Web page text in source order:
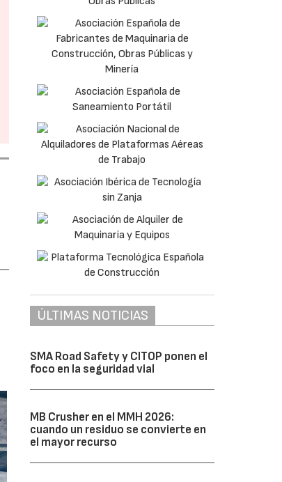
ÚLTIMAS NOTICIAS
SMA Road Safety y CITOP ponen el
foco en la seguridad vial
MB Crusher en el MMH 2026:
cuando un residuo se convierte en
el mayor recurso